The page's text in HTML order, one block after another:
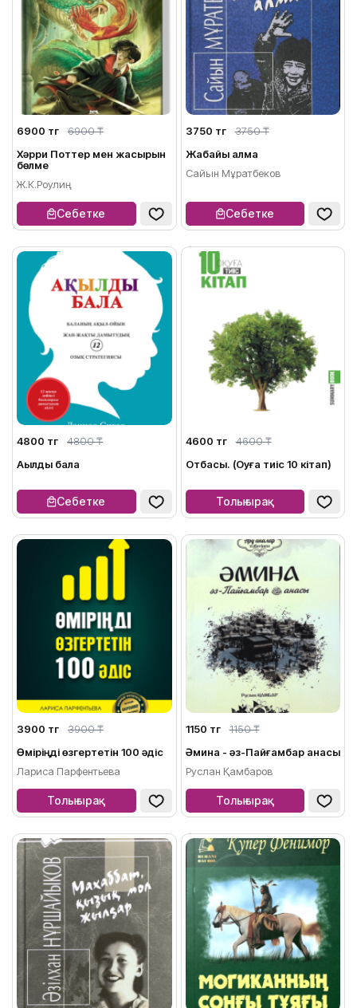
6900 тг
6900 ₸
Хәрри Поттер мен жасырын
бөлме
Ж.К.Роулиң
Себетке
3750 тг
3750 ₸
Жабайы алма
Сайын Мұратбеков
Себетке
4800 тг
4800 ₸
Ақылды бала
Себетке
4600 тг
4600 ₸
Отбасы. (Оқуға тиіс 10 кітап)
Толығырақ
3900 тг
3900 ₸
Өміріңді өзгертетін 100 әдіс
Лариса Парфентьева
Толығырақ
1150 тг
1150 ₸
Әмина - әз-Пайғамбар анасы
Руслан Қамбаров
Толығырақ